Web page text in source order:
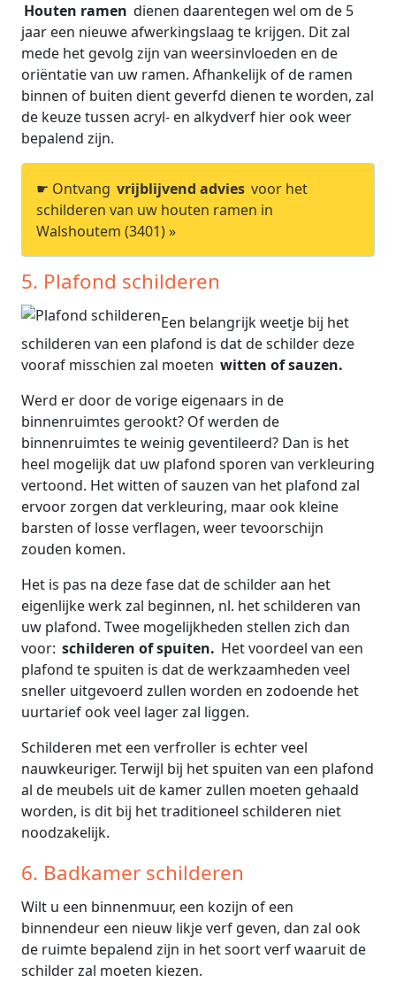
Houten ramen dienen daarentegen wel om de 5
jaar een nieuwe afwerkingslaag te krijgen. Dit zal
mede het gevolg zijn van weersinvloeden en de
oriëntatie van uw ramen. Afhankelijk of de ramen
binnen of buiten dient geverfd dienen te worden, zal
de keuze tussen acryl- en alkydverf hier ook weer
bepalend zijn.
☛ Ontvang vrijblijvend advies voor het
schilderen van uw houten ramen in
Walshoutem (3401) »
5. Plafond schilderen
Een belangrijk weetje bij het
schilderen van een plafond is dat de schilder deze
vooraf misschien zal moeten witten of sauzen.
Werd er door de vorige eigenaars in de
binnenruimtes gerookt? Of werden de
binnenruimtes te weinig geventileerd? Dan is het
heel mogelijk dat uw plafond sporen van verkleuring
vertoond. Het witten of sauzen van het plafond zal
ervoor zorgen dat verkleuring, maar ook kleine
barsten of losse verflagen, weer tevoorschijn
zouden komen.
Het is pas na deze fase dat de schilder aan het
eigenlijke werk zal beginnen, nl. het schilderen van
uw plafond. Twee mogelijkheden stellen zich dan
voor: schilderen of spuiten. Het voordeel van een
plafond te spuiten is dat de werkzaamheden veel
sneller uitgevoerd zullen worden en zodoende het
uurtarief ook veel lager zal liggen.
Schilderen met een verfroller is echter veel
nauwkeuriger. Terwijl bij het spuiten van een plafond
al de meubels uit de kamer zullen moeten gehaald
worden, is dit bij het traditioneel schilderen niet
noodzakelijk.
6. Badkamer schilderen
Wilt u een binnenmuur, een kozijn of een
binnendeur een nieuw likje verf geven, dan zal ook
de ruimte bepalend zijn in het soort verf waaruit de
schilder zal moeten kiezen.